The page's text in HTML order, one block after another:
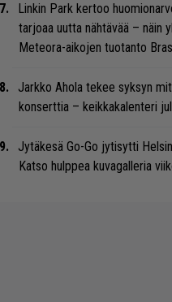
Linkin Park kertoo
tarjoaa uutta nähtävää – näin
Meteora-aikojen tuotanto
Jarkko Ahola tekee syksyn
konserttia – keikkakalenteri
Jytäkesä Go-Go jytisytti
Katso hulppea kuvagalleria